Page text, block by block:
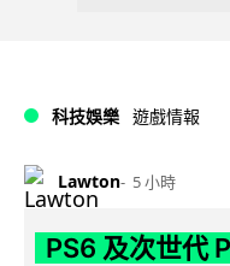
科技娛樂 遊戲情報
Lawton 5 小時
PS6 及次世代